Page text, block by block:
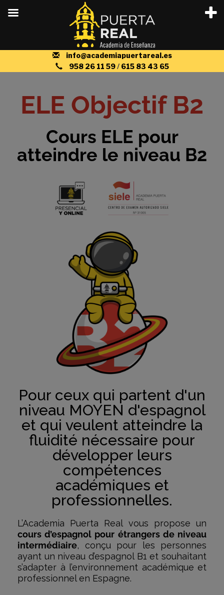
ELE Objectif B2
Cours ELE pour
atteindre le niveau B2
Pour ceux qui partent d'un
niveau MOYEN d'espagnol
et qui veulent atteindre la
fluidité nécessaire pour
développer leurs
compétences
académiques et
professionnelles.
L’Academia Puerta Real vous propose un
cours d’espagnol pour étrangers de niveau
intermédiaire, conçu pour les personnes
ayant un niveau d’espagnol B1 et souhaitant
s’adapter à l’environnement académique et
professionnel en Espagne.
info@academiapuertareal.es
958 26 11 59/ 615 83 43 65